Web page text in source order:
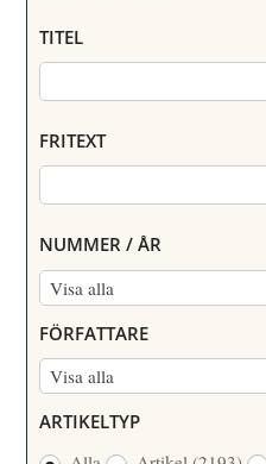
TITEL
FRITEXT
NUMMER / ÅR
Visa alla
N
M
M
FÖRFATTARE
Visa alla
R
ARTIKELTYP